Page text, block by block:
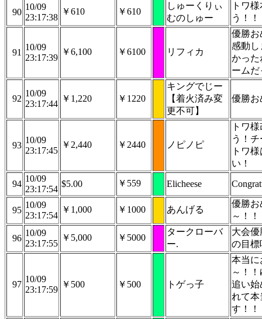
90
10/09
23:17:38
￥610 ￥610
しゅーくりぃ
むのしゅー
トワ
う！！
91
10/09
23:17:39
￥6,100 ￥6100 リフィカ
優勝お
感動し
かった
ーム
92
10/09
23:17:44
￥1,220 ￥1220
キングでじー
【着火済み変
更不可】
優勝お
93
10/09
23:17:45
￥2,440 ￥2440 ノピノピ
トワ
う！
トワ
い！
94
10/09
23:17:54
$5.00 ￥559 Elicheese
95
10/09
23:17:54
￥1,000 ￥1000 あんげる
優勝お
～！
96
10/09
23:17:55
￥5,000 ￥5000
タークローバ
ー.
大会
の目標
97
10/09
23:17:59
￥500 ￥500 トゲっ子
本当に
～！
追い始
れて本
す！！